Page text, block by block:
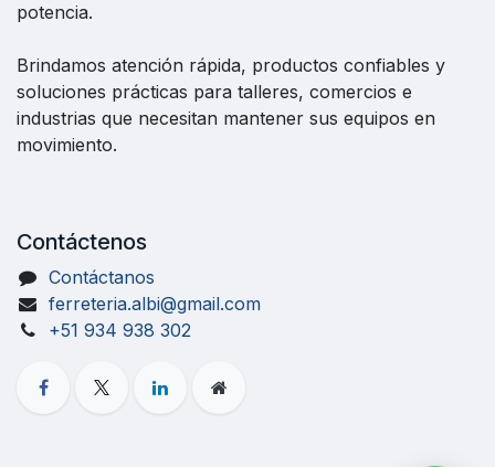
potencia.
Brindamos atención rápida, productos confiables y
soluciones prácticas para talleres, comercios e
industrias que necesitan mantener sus equipos en
movimiento.
Contáctenos
Contáctanos
ferreteria.albi@gmail.com
+51 934 938 302